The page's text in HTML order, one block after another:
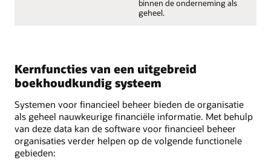
binnen de onderneming als
geheel.
Kernfuncties van een uitgebreid
boekhoudkundig systeem
Systemen voor financieel beheer bieden de organisatie
als geheel nauwkeurige financiële informatie. Met behulp
van deze data kan de software voor financieel beheer
organisaties verder helpen op de volgende functionele
gebieden: